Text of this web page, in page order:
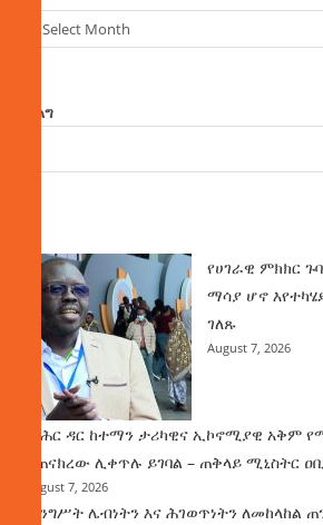
Select Month
ፈልግ
የሀገራዊ ምክክር
ማሳያ ሆኖ
ገለጹ
August 7, 2026
የባሕር ዳር ከተማን ታሪካዊና ኢኮኖሚያዊ አቅም
ተጠናክረው ሊቀጥሉ ይገባል – ጠቅላይ ሚኒስትር
August 7, 2026
መንግሥት ሌብነትን እና ሕገወጥነትን ለመከላከል